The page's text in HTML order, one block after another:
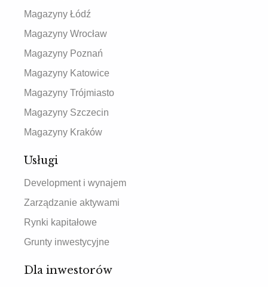
Magazyny Łódź
Magazyny Wrocław
Magazyny Poznań
Magazyny Katowice
Magazyny Trójmiasto
Magazyny Szczecin
Magazyny Kraków
Usługi
Development i wynajem
Zarządzanie aktywami
Rynki kapitałowe
Grunty inwestycyjne
Dla inwestorów